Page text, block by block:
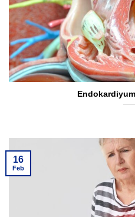
16
Feb